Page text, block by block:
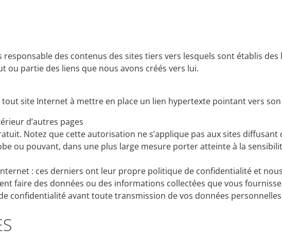
responsable des contenus des sites tiers vers lesquels sont établis
partie des liens que nous avons créés vers lui.
site Internet à mettre en place un lien hypertexte pointant vers
d’autres pages
Notez que cette autorisation ne s’applique pas aux sites
ou pouvant, dans une plus large mesure porter atteinte à la
: ces derniers ont leur propre politique de confidentialité et
faire des données ou des informations collectées que vous
confidentialité avant toute transmission de vos données